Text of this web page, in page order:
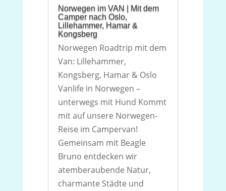
Norwegen im VAN | Mit dem
Camper nach Oslo,
Lillehammer, Hamar &
Kongsberg
Norwegen Roadtrip mit dem
Van: Lillehammer,
Kongsberg, Hamar & Oslo
Vanlife in Norwegen –
unterwegs mit Hund Kommt
mit auf unsere Norwegen-
Reise im Campervan!
Gemeinsam mit Beagle
Bruno entdecken wir
atemberaubende Natur,
charmante Städte und